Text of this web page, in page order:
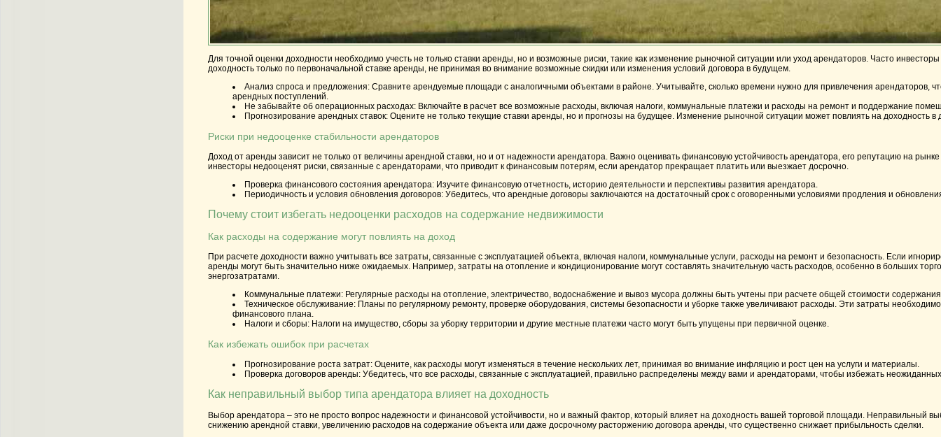
Для точной оценки доходности необходимо учесть не только ставки аренды, но и возможные риски, такие как изменение рыночной ситуации или уход арендаторов. Часто
доходность только по первоначальной ставке аренды, не принимая во внимание возможные скидки или изменения условий договора в будущем.
Анализ спроса и предложения: Сравните арендуемые площади с аналогичными объектами в районе. Учитывайте, сколько времени нужно для привлечения арендаторов,
арендных поступлений.
Не забывайте об операционных расходах: Включайте в расчет все возможные расходы, включая налоги, коммунальные платежи и расходы на ремонт и поддержание
Прогнозирование арендных ставок: Оцените не только текущие ставки аренды, но и прогнозы на будущее. Изменение рыночной ситуации может повлиять на доходность в
Риски при недооценке стабильности арендаторов
Доход от аренды зависит не только от величины арендной ставки, но и от надежности арендатора. Важно оценивать финансовую устойчивость арендатора, его репутацию на
инвесторы недооценят риски, связанные с арендаторами, что приводит к финансовым потерям, если арендатор прекращает платить или выезжает досрочно.
Проверка финансового состояния арендатора: Изучите финансовую отчетность, историю деятельности и перспективы развития арендатора.
Периодичность и условия обновления договоров: Убедитесь, что арендные договоры заключаются на достаточный срок с оговоренными условиями продления и
Почему стоит избегать недооценки расходов на содержание недвижимости
Как расходы на содержание могут повлиять на доход
При расчете доходности важно учитывать все затраты, связанные с эксплуатацией объекта, включая налоги, коммунальные услуги, расходы на ремонт и безопасность. Если
аренды могут быть значительно ниже ожидаемых. Например, затраты на отопление и кондиционирование могут составлять значительную часть расходов, особенно в больших
энергозатратами.
Коммунальные платежи: Регулярные расходы на отопление, электричество, водоснабжение и вывоз мусора должны быть учтены при расчете общей стоимости
Техническое обслуживание: Планы по регулярному ремонту, проверке оборудования, системы безопасности и уборке также увеличивают расходы. Эти затраты
финансового плана.
Налоги и сборы: Налоги на имущество, сборы за уборку территории и другие местные платежи часто могут быть упущены при первичной оценке.
Как избежать ошибок при расчетах
Прогнозирование роста затрат: Оцените, как расходы могут изменяться в течение нескольких лет, принимая во внимание инфляцию и рост цен на услуги и материалы.
Проверка договоров аренды: Убедитесь, что все расходы, связанные с эксплуатацией, правильно распределены между вами и арендаторами, чтобы избежать
Как неправильный выбор типа арендатора влияет на доходность
Выбор арендатора – это не просто вопрос надежности и финансовой устойчивости, но и важный фактор, который влияет на доходность вашей торговой площади. Неправильный
снижению арендной ставки, увеличению расходов на содержание объекта или даже досрочному расторжению договора аренды, что существенно снижает прибыльность сделки.